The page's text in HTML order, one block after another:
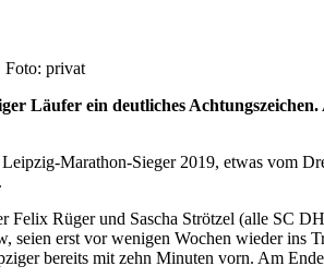
Foto: privat
Läufer ein deutliches
Marathon-Sieger 2019, etwas vom
Rüger und Sascha Strötzel (alle SC
erst vor wenigen Wochen wieder ins
bereits mit zehn Minuten vorn. Am